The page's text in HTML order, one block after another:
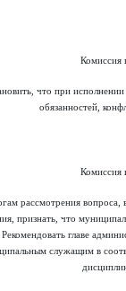
Комиссия
что при
обязанностей,
Комиссия
рассмотрения вопроса,
признать, что
Рекомендовать главе
служащим в